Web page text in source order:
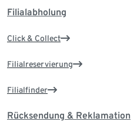
Filialabholung
Click & Collect
Filialreservierung
Filialfinder
Rücksendung & Reklamation